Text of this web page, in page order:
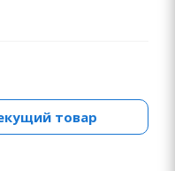
товар